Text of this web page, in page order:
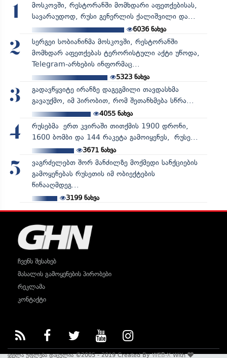
1
მოსკოვში, რესტორანში მომხდარი აფეთქებისას,
სავარაუდოდ, რუსი გენერლის ქალიშვილი და...
6036ნახვა
2
სერგეი სობიანინმა მოსკოვში, რესტორანში
მომხდარ აფეთქებას ტერორისტული აქტი უწოდა,
Telegram-არხების ინფორმაც...
5323ნახვა
3
გადავწყვიტე ირანზე დაგეგმილი თავდასხმა
გავაუქმო, იმ პირობით, რომ შეთანხმება სწრა...
4055ნახვა
4
რუსებმა ერთ კვირაში თითქმის 1900 დრონი,
1600 ბომბი და 144 რაკეტა გამოიყენეს, რუსე...
3671ნახვა
5
ვაგრძელებთ შორ მანძილზე მოქმედი სანქციების
გამოყენებას რუსეთის იმ ობიექტების
წინააღმდეგ...
3199ნახვა
ჩვენს შესახებ
მასალის გამოყენების პირობები
რეკლამა
კონტაქტი
ყველა უფლება დაცულია ©2005 - 2019 Created ByWEB-XWith